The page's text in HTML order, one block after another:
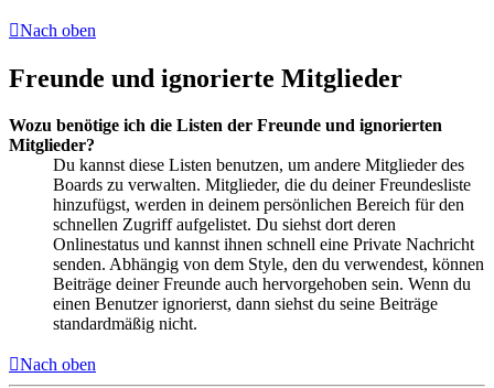
Nach oben
Freunde und ignorierte Mitglieder
Wozu benötige ich die Listen der Freunde und ignorierten
Mitglieder?
Du kannst diese Listen benutzen, um andere Mitglieder des
Boards zu verwalten. Mitglieder, die du deiner Freundesliste
hinzufügst, werden in deinem persönlichen Bereich für den
schnellen Zugriff aufgelistet. Du siehst dort deren
Onlinestatus und kannst ihnen schnell eine Private Nachricht
senden. Abhängig von dem Style, den du verwendest, können
Beiträge deiner Freunde auch hervorgehoben sein. Wenn du
einen Benutzer ignorierst, dann siehst du seine Beiträge
standardmäßig nicht.
Nach oben